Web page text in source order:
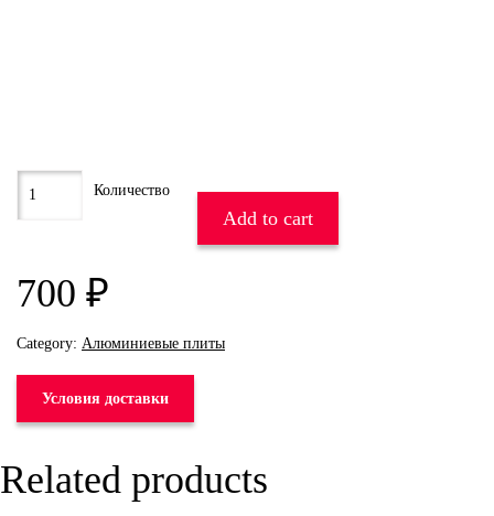
700 ₽
Add to cart
Category: Алюминиевые плиты
Условия доставки
Related products